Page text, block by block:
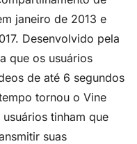
janeiro de 2013 e
Desenvolvido pela
que os usuários
de até 6 segundos
tornou o Vine
tinham que
suas